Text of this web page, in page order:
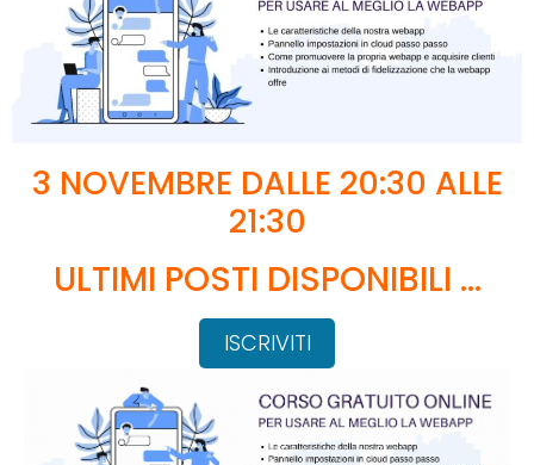
3 NOVEMBRE DALLE 20:30 ALLE
21:30
ULTIMI POSTI DISPONIBILI …
ISCRIVITI